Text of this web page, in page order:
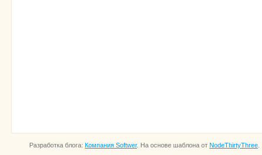
Разработка блога: Компания Softwer. На основе шаблона от NodeThirtyThree